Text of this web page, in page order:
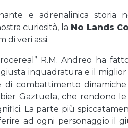
e adrenalinica storia
curiosità, la No Lands
di veri assi.
R.M. Andreo ha
inquadratura e il
di combattimento
Gaztuela, che rendono
La parte più
ad ogni personaggio il